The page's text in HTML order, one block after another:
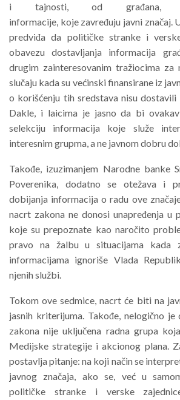
i tajnosti, od građana,
informacije, koje zavređuju javni značaj.
predviđa da političke stranke i
obavezu dostavljanja informacija
drugim zainteresovanim tražiocima
slučaju kada su većinski finansirane iz
o korišćenju tih sredstava nisu dostavili
Dakle, i laicima je jasno da bi
selekciju informacija koje služe
interesnim grupma, a ne javnom dobru
Takođe, izuzimanjem Narodne banke
Poverenika, dodatno se otežava i
dobijanja informacija o radu ove
nacrt zakona ne donosi unapređenja u
koje su prepoznate kao naročito
pravo na žalbu u situacijama kada
informacijama ignoriše Vlada
njenih službi.
Tokom ove sedmice, nacrt će biti na
jasnih kriterijuma. Takođe, nelogično je
zakona nije uključena radna grupa
Medijske strategije i akcionog plana.
postavlja pitanje: na koji način se
javnog značaja, ako se, već u
političke stranke i verske